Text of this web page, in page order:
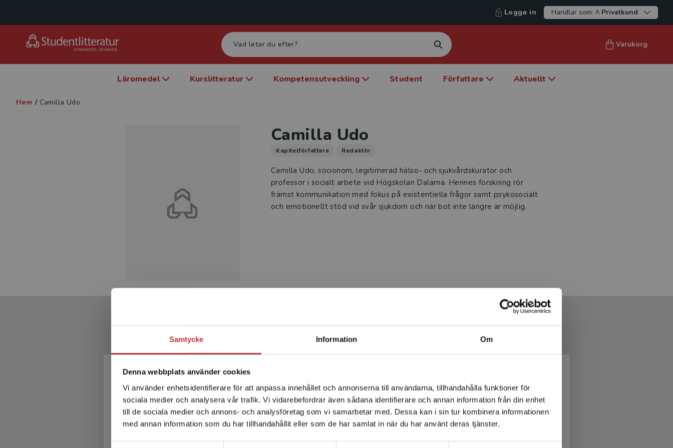
Samtycke Information Om
Denna webbplats använder cookies
Vi använder enhetsidentifierare för att anpassa innehållet och annonserna till användarna, tillhandahålla funktioner för
sociala medier och analysera vår trafik. Vi vidarebefordrar även sådana identifierare och annan information från din enhet
till de sociala medier och annons- och analysföretag som vi samarbetar med. Dessa kan i sin tur kombinera informationen
med annan information som du har tillhandahållit eller som de har samlat in när du har använt deras tjänster.
Begränsad fraktregion
Det verkar som att du besöker studentlitteratur.se via en
enhet utanför Sverige. Vi erbjuder inte leveranser utanför
Sverige. För att kunna slutföra ett köp måste
leveransadressen vara i Sverige.Läs mer
Logga in Handlar som: Privatkund
Varukorg
Läromedel Kurslitteratur Kompetensutveckling Student Författare Aktuellt
Hem / Camilla Udo
Camilla Udo
Kapitelförfattare Redaktör
Camilla Udo, socionom, legitimerad hälso- och sjukvårdskurator och
professor i socialt arbete vid Högskolan Dalarna. Hennes forskning rör
främst kommunikation med fokus på existentiella frågor samt psykosocialt
och emotionellt stöd vid svår sjukdom och när bot inte längre är möjlig.
Produkter